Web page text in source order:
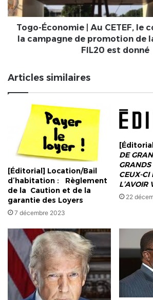
d'envoi
de
campagne
la
FMiT
donné
Togo-Économie | Au CETEF, le
la campagne de promotion de
FIL20 est donné
Articles similaires
[Éditorial] Location/Bail
d’habitation : Règlement
de la Caution et de la
garantie des Loyers
7 décembre 2023
DE
CEUX-CI
L’AVOIR
22